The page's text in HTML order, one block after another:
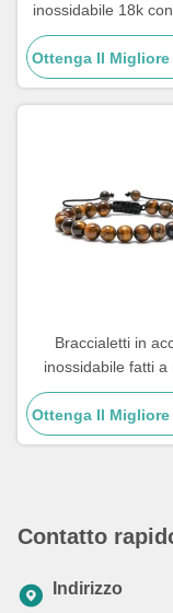
inossidabile 18k con
di rame placcati
diamanti da
Ottenga Il Migliore
Braccialetti in
inossidabile fatti a
regalo per coppia
braccialetto con
pietra
Ottenga Il Migliore
Contatto
Indirizzo